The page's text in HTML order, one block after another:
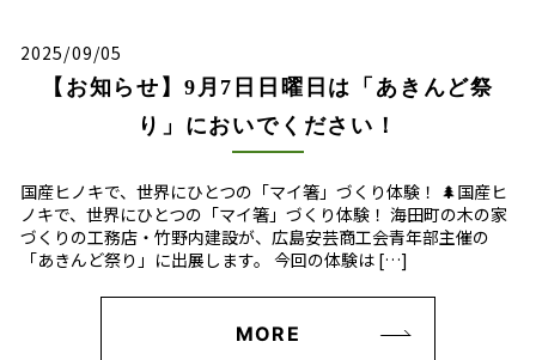
2025/09/05
【お知らせ】9月7日日曜日は「あきんど祭
り」においでください！
国産ヒノキで、世界にひとつの「マイ箸」づくり体験！ 🌲国産ヒ
ノキで、世界にひとつの「マイ箸」づくり体験！ 海田町の木の家
づくりの工務店・竹野内建設が、広島安芸商工会青年部主催の
「あきんど祭り」に出展します。 今回の体験は […]
MORE